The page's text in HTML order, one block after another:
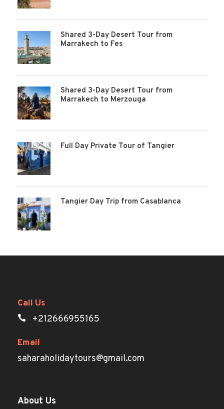
Shared 3-Day Desert Tour from
Marrakech to Fes
Shared 3-Day Desert Tour from
Marrakech to Merzouga
Full Day Private Tour of Tangier
Tangier Day Trip from Casablanca
Call Us
+212666955165
Email
saharaholidaytours@gmail.com
About Us